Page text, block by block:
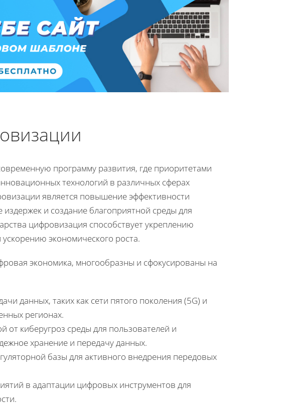
программу развития, где приоритетами
технологий в различных сферах
является повышение эффективности
и создание благоприятной среды для
цифровизация способствует укреплению
экономического роста.
экономика, многообразны и сфокусированы на
данных, таких как сети пятого поколения (5G) и
регионах.
киберугроз среды для пользователей и
хранение и передачу данных.
базы для активного внедрения передовых
в адаптации цифровых инструментов для